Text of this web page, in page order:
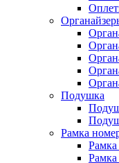
Подушка
Рамка
Рамка